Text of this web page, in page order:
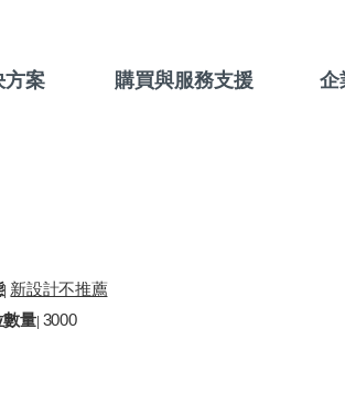
方案 購買與服務支援 企
| 新設計不推薦
數量| 3000